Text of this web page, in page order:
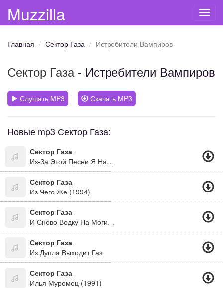
Muzzilla
Главная Сектор Газа Истребители Вампиров
Сектор Газа- Истребители Вампиров
Слушать MP3 Скачать MP3
Новые mp3 Сектор Газа:
Сектор Газа
Из-За Этой Песни Я Начал Учиться Играть На Гитаре :-)))
Сектор Газа
Из Чего Же (1994)
Сектор Газа
И Сново Водку На Могилках Пьют Кенты...
Сектор Газа
Из Дупла Выходит Газ
Сектор Газа
Илья Муромец (1991)